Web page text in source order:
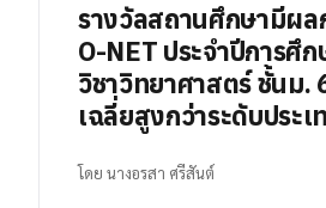
รางวัลสถานศึกษามีผ
O-NET ประจำปีการศึ
วิชาวิทยาศาสตร์ ชั้นม.
เฉลี่ยสูงกว่าระดับประเ
โดย นางอรสา ศรีสันต์